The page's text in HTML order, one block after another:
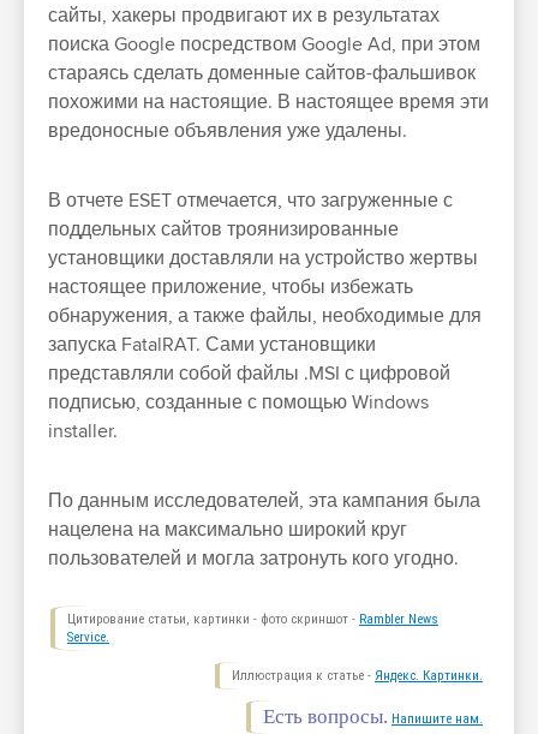
сайты, хакеры продвигают их в результатах
поиска Google посредством Google Ad, при этом
стараясь сделать доменные сайтов-фальшивок
похожими на настоящие. В настоящее время эти
вредоносные объявления уже удалены.
В отчете ESET отмечается, что загруженные с
поддельных сайтов троянизированные
установщики доставляли на устройство жертвы
настоящее приложение, чтобы избежать
обнаружения, а также файлы, необходимые для
запуска FatalRAT. Сами установщики
представляли собой файлы .MSI с цифровой
подписью, созданные с помощью Windows
installer.
По данным исследователей, эта кампания была
нацелена на максимально широкий круг
пользователей и могла затронуть кого угодно.
Цитирование статьи, картинки - фото скриншот - Rambler News
Service.
Иллюстрация к статье - Яндекс. Картинки.
Есть вопросы. Напишите нам.